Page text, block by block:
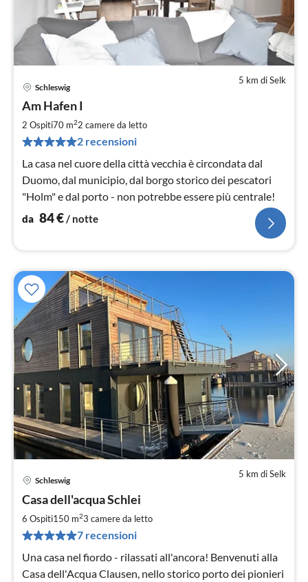
5 km di Selk
Schleswig
Am Hafen I
2 Ospiti70 m22 camere da letto
2 recensioni
La casa nel cuore della città vecchia è circondata dal
Duomo, dal municipio, dal borgo storico dei pescatori
"Holm" e dal porto - non potrebbe essere più centrale!
da 84€/ notte
5 km di Selk
Schleswig
Casa dell'acqua Schlei
6 Ospiti150 m23 camere da letto
7 recensioni
Una casa nel fiordo - rilassati all'ancora! Benvenuti alla
Casa dell'Acqua Clausen, nello storico porto dei pionieri